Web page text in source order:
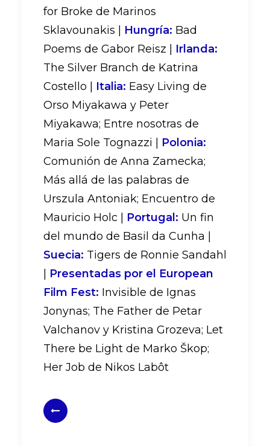
for Broke de Marinos
Sklavounakis | Hungría: Bad
Poems de Gabor Reisz | Irlanda:
The Silver Branch de Katrina
Costello |
Italia: Easy Living de
Orso Miyakawa y Peter
Miyakawa; Entre nosotras de
Maria Sole Tognazzi | Polonia:
Comunión de Anna Zamecka;
Más allá de las palabras de
Urszula Antoniak; Encuentro de
Mauricio Holc | Portugal: Un fin
del mundo de Basil da Cunha |
Suecia: Tigers de Ronnie Sandahl
Presentadas por el European
Film Fest: Invisible de Ignas
Jonynas; The Father de Petar
Valchanov y Kristina Grozeva; Let
There be Light de Marko Škop;
Her Job de Nikos Labôt